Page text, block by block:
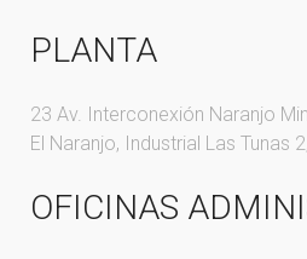
PLANTA
23 Av. Interconexión Naranjo
El Naranjo, Industrial Las Tunas
OFICINAS